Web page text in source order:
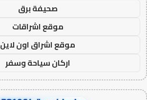
صحيفة برق
موقع اشراقات
موقع اشراق اون لاين
اركان سياحة وسفر